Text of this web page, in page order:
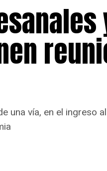
una vía, en el